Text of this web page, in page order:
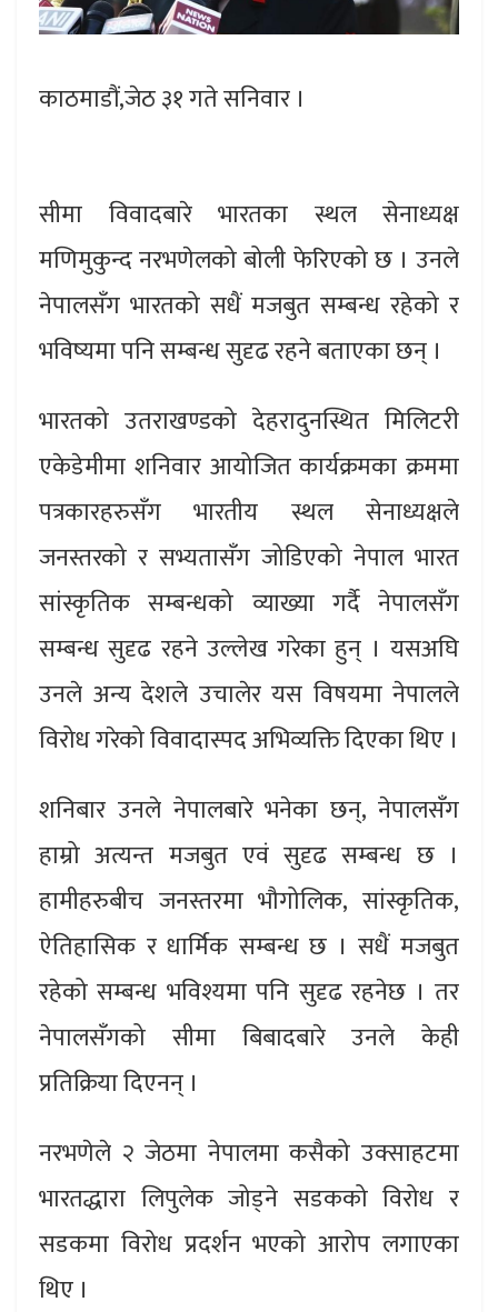
काठमाडौं,जेठ ३१ गते सनिवार ।
सीमा विवादबारे भारतका स्थल सेनाध्यक्ष
मणिमुकुन्द नरभणेलको बोली फेरिएको छ । उनले
नेपालसँग भारतको सधैं मजबुत सम्बन्ध रहेको र
भविष्यमा पनि सम्बन्ध सुदृढ रहने बताएका छन् ।
भारतको उतराखण्डको देहरादुनस्थित मिलिटरी
एकेडेमीमा शनिवार आयोजित कार्यक्रमका क्रममा
पत्रकारहरुसँग भारतीय स्थल सेनाध्यक्षले
जनस्तरको र सभ्यतासँग जोडिएको नेपाल भारत
सांस्कृतिक सम्बन्धको व्याख्या गर्दै नेपालसँग
सम्बन्ध सुदृढ रहने उल्लेख गरेका हुन् । यसअघि
उनले अन्य देशले उचालेर यस विषयमा नेपालले
विरोध गरेको विवादास्पद अभिव्यक्ति दिएका थिए ।
शनिबार उनले नेपालबारे भनेका छन्, नेपालसँग
हाम्रो अत्यन्त मजबुत एवं सुदृढ सम्बन्ध छ ।
हामीहरुबीच जनस्तरमा भौगोलिक, सांस्कृतिक,
ऐतिहासिक र धार्मिक सम्बन्ध छ । सधैं मजबुत
रहेको सम्बन्ध भविश्यमा पनि सुदृढ रहनेछ । तर
नेपालसँगको सीमा बिबादबारे उनले केही
प्रतिक्रिया दिएनन् ।
नरभणेले २ जेठमा नेपालमा कसैको उक्साहटमा
भारतद्धारा लिपुलेक जोड्ने सडकको विरोध र
सडकमा विरोध प्रदर्शन भएको आरोप लगाएका
थिए ।